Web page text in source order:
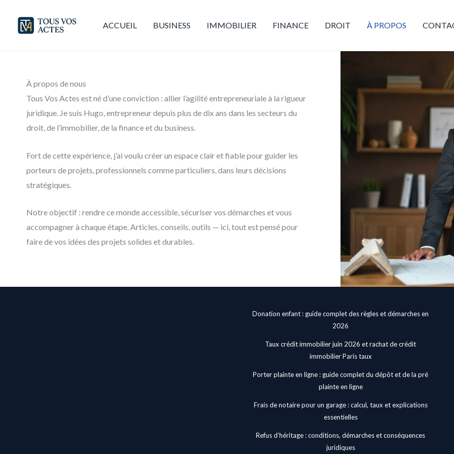
contenu
ACCUEIL BUSINESS IMMOBILIER FINANCE DROIT À PROPOS
À propos de nous
Tous Vos Actes est né d’une conviction : allier l’agilité entrepreneuriale à la rigueur
juridique. Je suis Hugo, entrepreneur depuis plus de dix ans dans les secteurs du
droit, de l’immobilier, de la finance et du business.
Fort de cette expérience, j’ai voulu créer un espace clair et fiable pour guider les
porteurs de projets, professionnels comme particuliers, dans leurs décisions
stratégiques.
Notre objectif : rendre ce monde accessible, sécuriser vos démarches et vous
accompagner à chaque étape. Articles, conseils, outils — ici, tout est pensé pour
faire de vos idées des projets solides et durables.
Donation enfant : guide complet des règles et démarches en
2026
Taux crédit immobilier juin 2026 et rachat de crédit
immobilier Paris taux
Porter plainte en ligne : guide complet du dépôt et de la pré
plainte en ligne
Frais de notaire pour un garage : calcul, taux et explications
essentielles
Refus d’héritage : conditions, démarches et conséquences
juridiques